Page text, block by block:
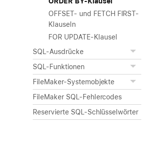
OFFSET- und FETCH FIRST-
Klauseln
FOR UPDATE-Klausel
SQL-Ausdrücke
SQL-Funktionen
FileMaker-Systemobjekte
FileMaker SQL-Fehlercodes
Reservierte SQL-Schlüsselwörter